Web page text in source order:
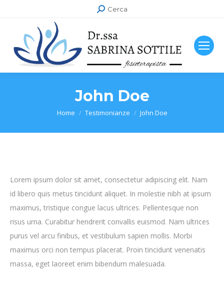
Cerca:Cerca
John Doe
Tu sei qui:
Home Testimonianze John Doe
Lorem ipsum dolor sit amet, consectetur adipiscing elit. Nam
id libero quis metus tincidunt aliquet. In molestie nibh at ipsum
maximus, tristique congue lacus ultrices. Pellentesque non
risus urna. Curabitur hendrerit convallis euismod. Nam ultrices
purus vel arcu finibus, et vestibulum sapien mollis. Morbi
maximus orci non tempus placerat. Proin tincidunt venenatis
massa, eget laoreet enim bibendum malesuada.